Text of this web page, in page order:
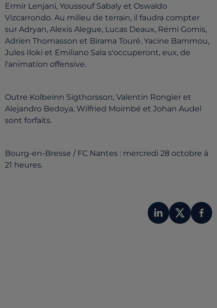
Ermir Lenjani, Youssouf Sabaly et Oswaldo
Vizcarrondo. Au milieu de terrain, il faudra compter
sur Adryan, Alexis Alegue, Lucas Deaux, Rémi Gomis,
Adrien Thomasson et Birama Touré. Yacine Bammou,
Jules Iloki et Emiliano Sala s'occuperont, eux, de
l'animation offensive.
Outre Kolbeinn Sigthorsson, Valentin Rongier et
Alejandro Bedoya, Wilfried Moimbé et Johan Audel
sont forfaits.
Bourg-en-Bresse / FC Nantes : mercredi 28 octobre à
21 heures.